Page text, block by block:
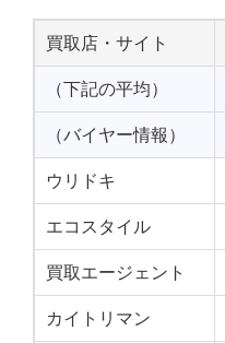
買取店・サイト
（下記の平均）
（バイヤー情報）
ウリドキ
エコスタイル
買取エージェント
カイトリマン